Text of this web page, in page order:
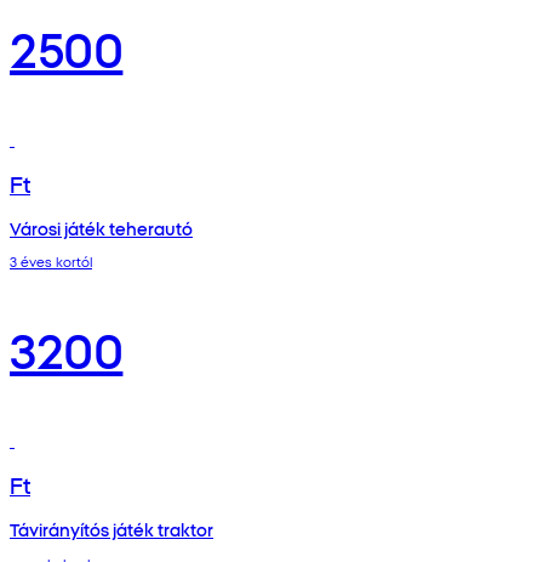
2500
Ft
Városi játék teherautó
3 éves kortól
3200
Ft
Távirányítós játék traktor